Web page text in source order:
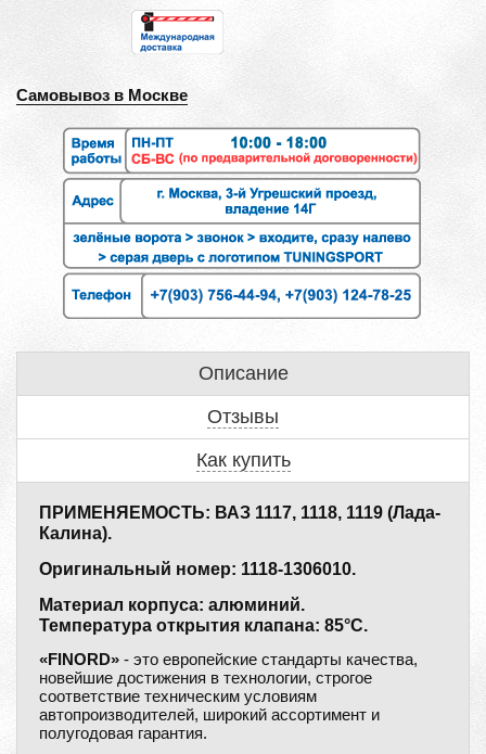
Самовывоз в Москве
Описание
Отзывы
Как купить
ПРИМЕНЯЕМОСТЬ: ВАЗ 1117, 1118, 1119 (Лада-
Калина).
Оригинальный номер: 1118-1306010.
Материал корпуса: алюминий.
Температура открытия клапана: 85°С.
«FINORD» - это европейские стандарты качества,
новейшие достижения в технологии, строгое
соответствие техническим условиям
автопроизводителей, широкий ассортимент и
полугодовая гарантия.